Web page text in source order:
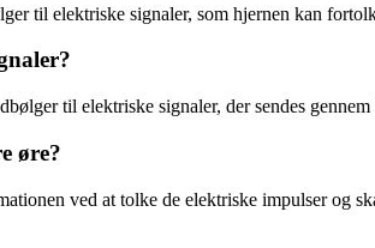
til elektriske signaler, som hjernen kan
til elektriske signaler, der sendes
øre?
ved at tolke de elektriske impulser og